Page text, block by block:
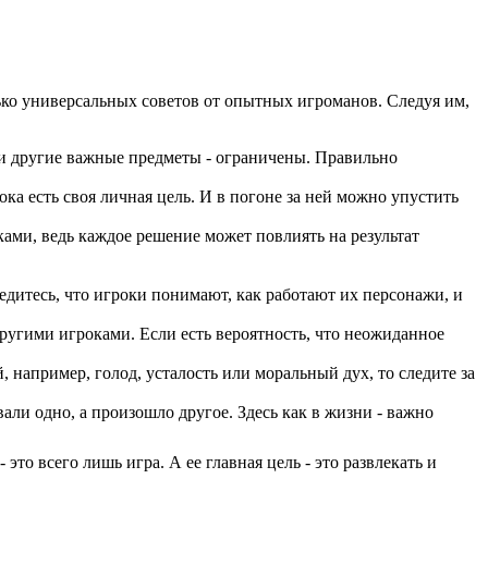
универсальных советов от опытных игроманов. Следуя им,
другие важные предметы - ограничены. Правильно
есть своя личная цель. И в погоне за ней можно упустить
ведь каждое решение может повлиять на результат
что игроки понимают, как работают их персонажи, и
игроками. Если есть вероятность, что неожиданное
голод, усталость или моральный дух, то следите за
одно, а произошло другое. Здесь как в жизни - важно
всего лишь игра. А ее главная цель - это развлекать и